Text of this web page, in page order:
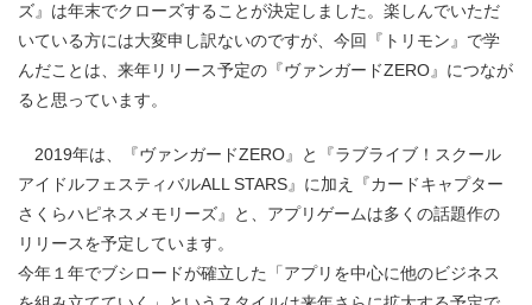
ズ』は年末でクローズすることが決定しました。楽しんでいただ
いている方には大変申し訳ないのですが、今回『トリモン』で学
んだことは、来年リリース予定の『ヴァンガードZERO』につなが
ると思っています。
2019年は、『ヴァンガードZERO』と『ラブライブ！スクール
アイドルフェスティバルALL STARS』に加え『カードキャプター
さくらハピネスメモリーズ』と、アプリゲームは多くの話題作の
リリースを予定しています。
今年１年でブシロードが確立した「アプリを中心に他のビジネス